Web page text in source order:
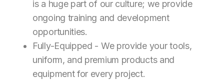
is a huge part of our culture; we provide
ongoing training and development
opportunities.
Fully-Equipped - We provide your tools,
uniform, and premium products and
equipment for every project.